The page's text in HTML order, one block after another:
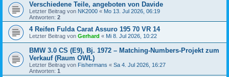
Verschiedene Teile, angeboten von Davide
Letzter Beitrag von NK2000 « Mo 13. Jul 2026, 06:19
Antworten: 2
4 Reifen Fulda Carat Assuro 195 70 VR 14
Letzter Beitrag von Gerhard « Mi 8. Jul 2026, 10:22
BMW 3.0 CS (E9), Bj. 1972 – Matching-Numbers-Projekt zum
Verkauf (Raum OWL)
Letzter Beitrag von Fishermans « Sa 4. Jul 2026, 16:27
Antworten: 1